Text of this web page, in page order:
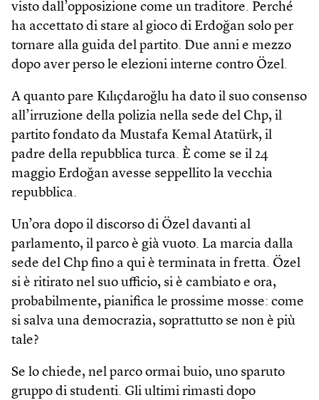
visto dall’opposizione come un traditore. Perché
ha accettato di stare al gioco di Erdoğan solo per
tornare alla guida del partito. Due anni e mezzo
dopo aver perso le elezioni interne contro Özel.
A quanto pare Kılıçdaroğlu ha dato il suo consenso
all’irruzione della polizia nella sede del Chp, il
partito fondato da Mustafa Kemal Atatürk, il
padre della repubblica turca. È come se il 24
maggio Erdoğan avesse seppellito la vecchia
repubblica.
Un’ora dopo il discorso di Özel davanti al
parlamento, il parco è già vuoto. La marcia dalla
sede del Chp fino a qui è terminata in fretta. Özel
si è ritirato nel suo ufficio, si è cambiato e ora,
probabilmente, pianifica le prossime mosse: come
si salva una democrazia, soprattutto se non è più
tale?
Se lo chiede, nel parco ormai buio, uno sparuto
gruppo di studenti. Gli ultimi rimasti dopo